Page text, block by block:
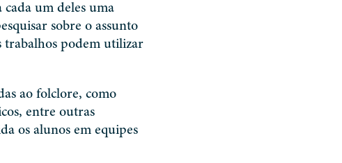
cada um deles uma
sobre o assunto
trabalhos podem utilizar
ao folclore, como
entre outras
os alunos em equipes